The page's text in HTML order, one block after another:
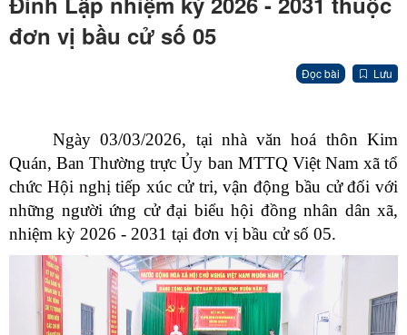
đơn vị bầu cử số 05
Đọc bài Lưu
Ngày 03/03/2026, tại nhà văn hoá thôn Kim
Quán, Ban Thường trực Ủy ban MTTQ Việt Nam xã tổ
chức Hội nghị tiếp xúc cử tri, vận động bầu cử đối với
những người ứng cử đại biểu hội đồng nhân dân xã,
nhiệm kỳ 2026 - 2031 tại đơn vị bầu cử số 05.